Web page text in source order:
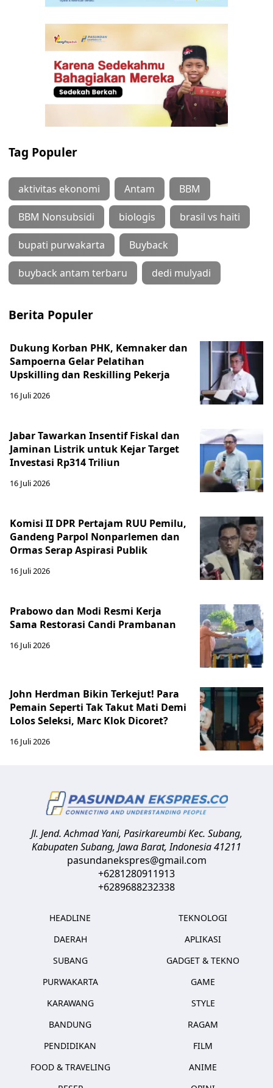
Tag Populer
aktivitas ekonomi Antam BBM
BBM Nonsubsidi biologis brasil vs haiti
bupati purwakarta Buyback
buyback antam terbaru dedi mulyadi
Berita Populer
Dukung Korban PHK, Kemnaker dan
Sampoerna Gelar Pelatihan
Upskilling dan Reskilling Pekerja
16 Juli 2026
Jabar Tawarkan Insentif Fiskal dan
Jaminan Listrik untuk Kejar Target
Investasi Rp314 Triliun
16 Juli 2026
Komisi II DPR Pertajam RUU Pemilu,
Gandeng Parpol Nonparlemen dan
Ormas Serap Aspirasi Publik
16 Juli 2026
Prabowo dan Modi Resmi Kerja
Sama Restorasi Candi Prambanan
16 Juli 2026
John Herdman Bikin Terkejut! Para
Pemain Seperti Tak Takut Mati Demi
Lolos Seleksi, Marc Klok Dicoret?
16 Juli 2026
Jl. Jend. Achmad Yani, Pasirkareumbi Kec. Subang,
Kabupaten Subang, Jawa Barat,Indonesia41211
pasundanekspres@gmail.com
+6281280911913
+6289688232338
HEADLINE
DAERAH
SUBANG
PURWAKARTA
KARAWANG
BANDUNG
PENDIDIKAN
FOOD & TRAVELING
TEKNOLOGI
APLIKASI
GADGET & TEKNO
GAME
STYLE
RAGAM
FILM
ANIME